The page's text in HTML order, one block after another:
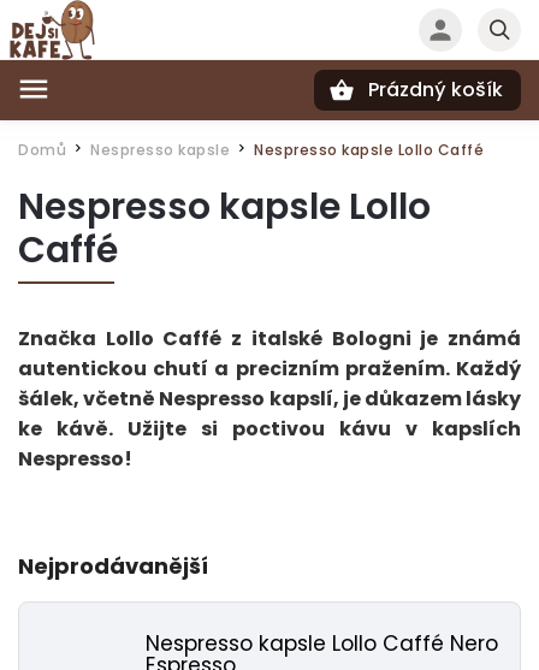
Prázdný košík
Domů / Nespresso kapsle / Nespresso kapsle Lollo Caffé
Nespresso kapsle Lollo
Caffé
Značka Lollo Caffé z italské Bologni je známá
autentickou chutí a precizním pražením. Každý
šálek, včetně Nespresso kapslí, je důkazem lásky
ke kávě. Užijte si poctivou kávu v kapslích
Nespresso!
Nejprodávanější
Nespresso kapsle Lollo Caffé Nero